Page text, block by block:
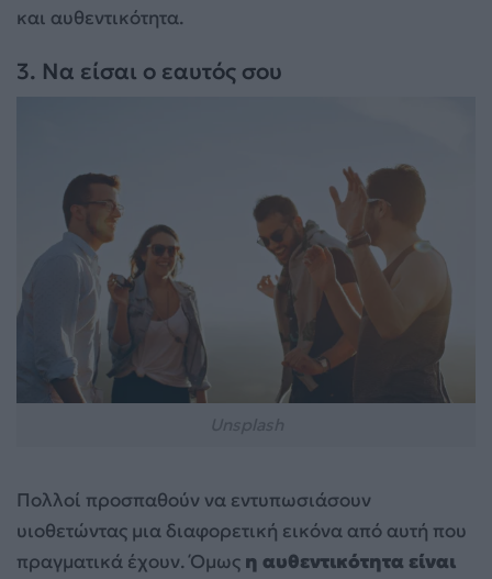
και αυθεντικότητα.
3. Να είσαι ο εαυτός σου
Πολλοί προσπαθούν να εντυπωσιάσουν
υιοθετώντας μια διαφορετική εικόνα από αυτή που
πραγματικά έχουν. Όμως η αυθεντικότητα είναι